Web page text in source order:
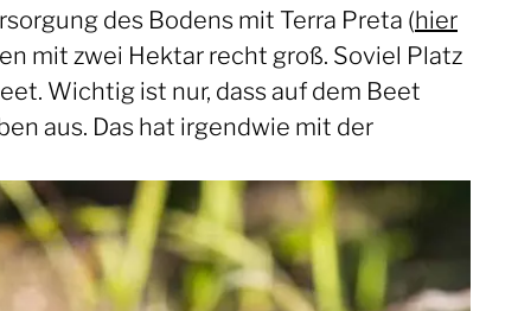
des Bodens mit Terra Preta (hier
mit zwei Hektar recht groß. Soviel Platz
Wichtig ist nur, dass auf dem Beet
aus. Das hat irgendwie mit der